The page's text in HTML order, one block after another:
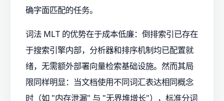
确字面匹配的任务。
词法 MLT 的优势在于成本低廉：倒排索引已存在
于搜索引擎内部，分析器和排序机制均已配置就
绪，无需额外部署向量检索基础设施。然而其局
限同样明显：当文档使用不同词汇表达相同概念
时（如 "内存泄漏" 与 "无界堆增长"），标准分词